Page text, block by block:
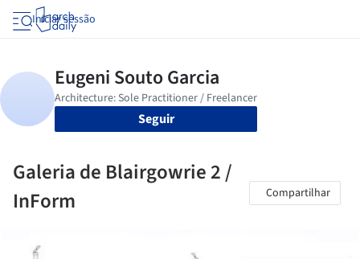
Iniciar sessão
Seguir
Galeria de Blairgowrie 2 /
InForm
Compartilhar